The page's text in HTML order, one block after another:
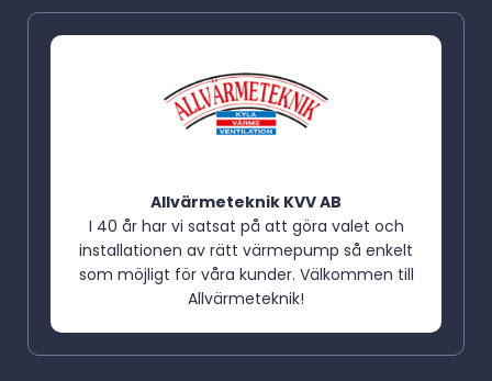
Allvärmeteknik KVV AB
I 40 år har vi satsat på att göra valet och
installationen av rätt värmepump så enkelt
som möjligt för våra kunder. Välkommen till
Allvärmeteknik!